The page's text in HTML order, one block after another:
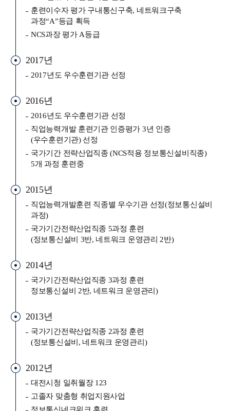
훈련이수자 평가 구내통신구축, 네트워크구축
과정“A”등급 획득
NCS과장 평가 A등급
2017년
2017년도 우수훈련기관 선정
2016년
2016년도 우수훈련기관 선정
직업능력개발 훈련기관 인증평가 3년 인증
(우수훈련기관) 선정
국가기간 전략산업직종 (NCS적용 정보통신설비직종)
5개 과정 훈련중
2015년
직업능력개발훈련 직종별 우수기관 선정(정보통신설비
과정)
국가기간전략산업직종 5과정 훈련
(정보통신설비 3반, 네트워크 운영관리 2반)
2014년
국가기간전략산업직종 3과정 훈련
정보통신설비 2반, 네트워크 운영관리)
2013년
국가기간전략산업직종 2과정 훈련
(정보통신설비, 네트워크 운영관리)
2012년
대전시청 일취월장 123
고졸자 맞춤형 취업지원사업